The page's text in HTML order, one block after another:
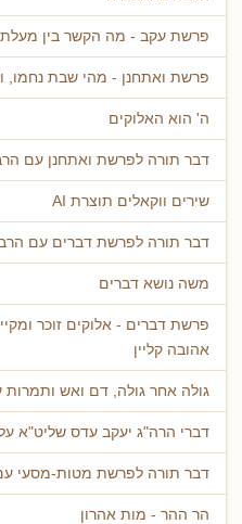
פרשת עקב - מה הקשר בין מעלת
פרשת ואתחנן - מהי שבת נחמו,
ה' הוא האלוקים
דבר תורה לפרשת ואתחנן עם
שירים ווקאלים תוצרת AI
דבר תורה לפרשת דברים עם
משה נושא דברים
פרשת דברים - אלוקים זוכר
אהובה קליין
גולה אחר גולה, דם ואש ותמרות
דברי הרה"ג יעקב עדס שליט"א
דבר תורה לפרשת מטות-מסעי עם
הר ההר - מות אהרון